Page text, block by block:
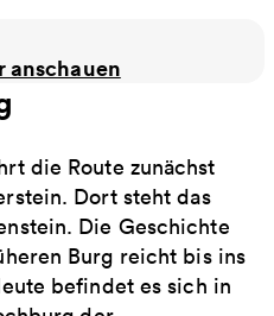
anschauen
die Route zunächst
Dort steht das
Die Geschichte
Burg reicht bis ins
befindet es sich in